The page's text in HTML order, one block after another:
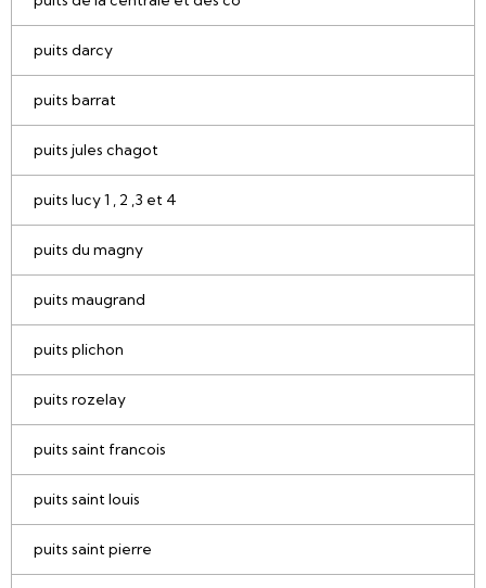
puits darcy
puits barrat
puits jules chagot
puits lucy 1 , 2 ,3 et 4
puits du magny
puits maugrand
puits plichon
puits rozelay
puits saint francois
puits saint louis
puits saint pierre